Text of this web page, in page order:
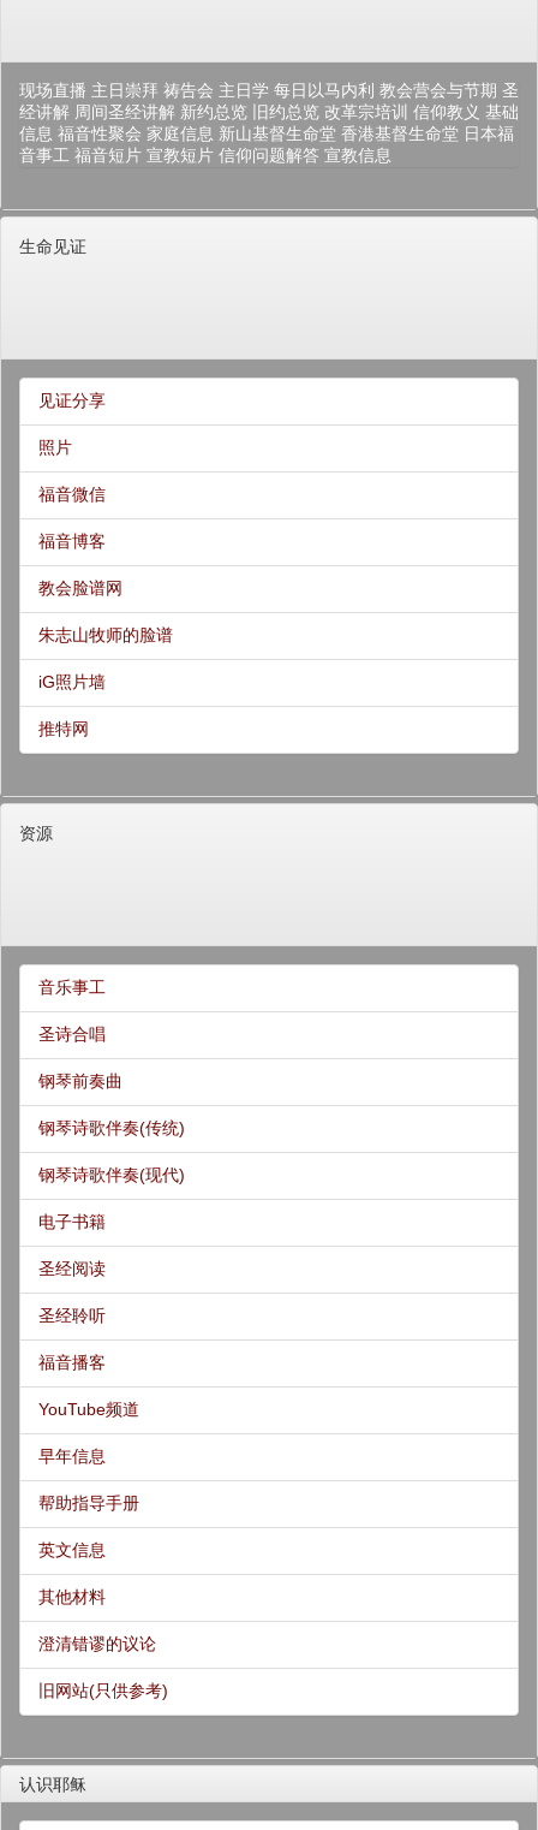
现场直播 主日崇拜 祷告会 主日学 每日以马内利 教会营会与节期 圣
经讲解 周间圣经讲解 新约总览 旧约总览 改革宗培训 信仰教义 基础
信息 福音性聚会 家庭信息 新山基督生命堂 香港基督生命堂 日本福
音事工 福音短片 宣教短片 信仰问题解答 宣教信息
生命见证
见证分享
照片
福音微信
福音博客
教会脸谱网
朱志山牧师的脸谱
iG照片墙
推特网
资源
音乐事工
圣诗合唱
钢琴前奏曲
钢琴诗歌伴奏(传统)
钢琴诗歌伴奏(现代)
电子书籍
圣经阅读
圣经聆听
福音播客
YouTube频道
早年信息
帮助指导手册
英文信息
其他材料
澄清错谬的议论
旧网站(只供参考)
认识耶稣